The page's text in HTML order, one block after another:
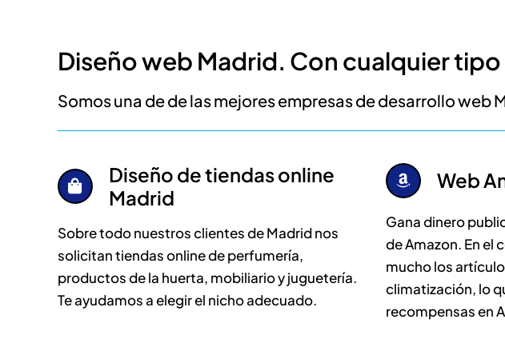
Diseño web Madrid. Con cualquier
Somos una de de las mejores empresas de desarrollo web
Diseño de tiendas online
Madrid
Sobre todo nuestros clientes de Madrid nos
solicitan tiendas online de perfumería,
productos de la huerta, mobiliario y juguetería.
Te ayudamos a elegir el nicho adecuado.
Web
Gana dinero
de Amazon. En el
mucho los
climatización, lo
recompensas en